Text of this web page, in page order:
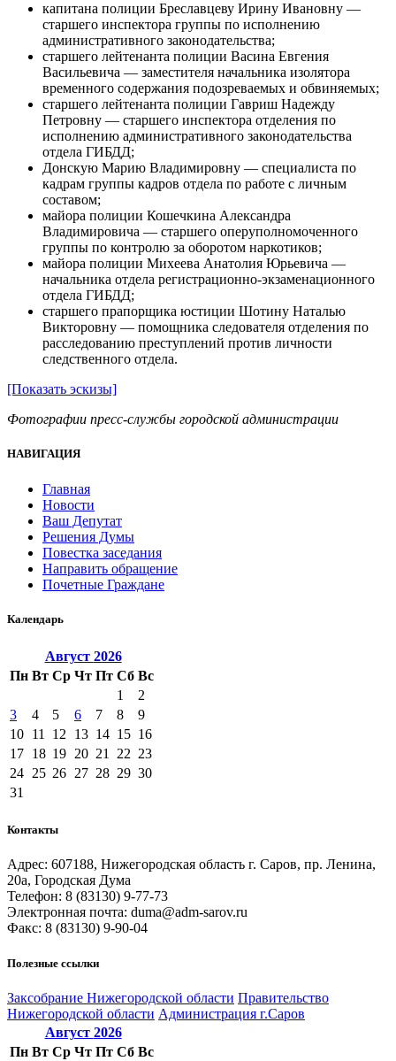
капитана полиции Бреславцеву Ирину Ивановну —
старшего инспектора группы по исполнению
административного законодательства;
старшего лейтенанта полиции Васина Евгения
Васильевича — заместителя начальника изолятора
временного содержания подозреваемых и обвиняемых;
старшего лейтенанта полиции Гавриш Надежду
Петровну — старшего инспектора отделения по
исполнению административного законодательства
отдела ГИБДД;
Донскую Марию Владимировну — специалиста по
кадрам группы кадров отдела по работе с личным
составом;
майора полиции Кошечкина Александра
Владимировича — старшего оперуполномоченного
группы по контролю за оборотом наркотиков;
майора полиции Михеева Анатолия Юрьевича —
начальника отдела регистрационно-экзаменационного
отдела ГИБДД;
старшего прапорщика юстиции Шотину Наталью
Викторовну — помощника следователя отделения по
расследованию преступлений против личности
следственного отдела.
[Показать эскизы]
Фотографии пресс-службы городской администрации
НАВИГАЦИЯ
Главная
Новости
Ваш Депутат
Решения Думы
Повестка заседания
Направить обращение
Почетные Граждане
Календарь
Август 2026
Пн Вт Ср Чт Пт Сб Вс
1
2
3
4 5 6 7 8
9
10 11 12 13 14 15 16
17 18 19 20 21 22 23
24 25 26 27 28 29 30
31
Контакты
Адрес: 607188, Нижегородская область г. Саров, пр. Ленина,
20а, Городская Дума
Телефон: 8 (83130) 9-77-73
Электронная почта: duma@adm-sarov.ru
Факс: 8 (83130) 9-90-04
Полезные ссылки
Закcобрание Нижегородской области Правительство
Нижегородской области Администрация г.Саров
Август 2026
Пн Вт Ср Чт Пт Сб Вс